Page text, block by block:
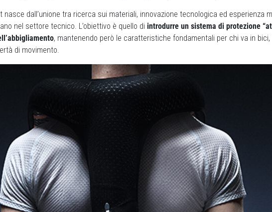
nasce dall’unione tra ricerca sui materiali, innovazione tecnologica ed esperienza
nel settore tecnico. L’obiettivo è quello di introdurre un sistema di protezione
, mantenendo però le caratteristiche fondamentali per chi va in bici,
di movimento.